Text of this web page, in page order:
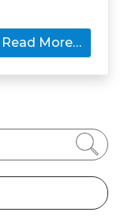
Read More…